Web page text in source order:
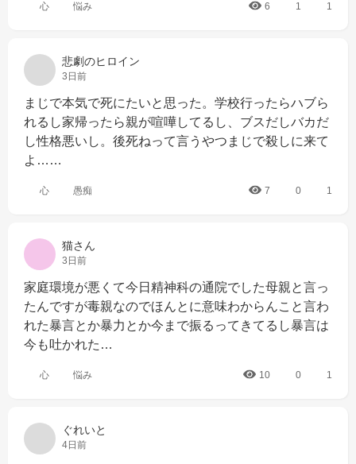
心 悩み 6 1 1
悲劇のヒロイン
3日前
まじで本気で死にたいと思った。学校行ったらハブら
れるし家帰ったら親が喧嘩してるし、ブスだしバカだ
し性格悪いし。後死ねって言うやつまじで殺しに来て
よ……
心 愚痴 7 0 1
猫さん
3日前
家庭環境が悪くて今日精神科の通院でした母親と言っ
たんですが毒親なのでほんとに意味わからんこと言わ
れた暴言とか暴力とか今まで振るってきてるし暴言は
今も吐かれた…
心 悩み 10 0 1
ぐれいと
4日前